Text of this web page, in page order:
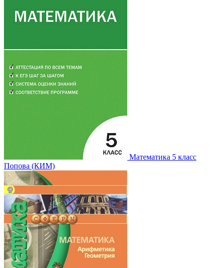
Математика 5 класс
Попова (КИМ)